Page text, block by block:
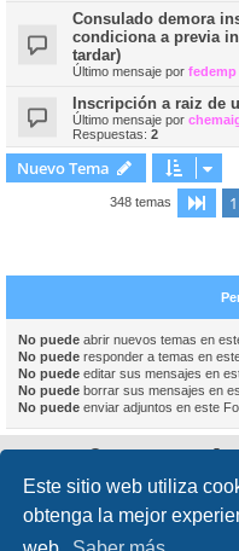
Este sitio web utiliza
obtenga la mejor
Consulado demora
condiciona a previa
tardar)
Último mensaje por fedemp
Inscripción a raiz de
Último mensaje por
Respuestas: 2
Nuevo Tema
348 temas 1
No puede abrir nuevos temas en
No puede responder a temas en
No puede editar sus mensajes en
No puede borrar sus mensajes en
No puede enviar adjuntos en este
Copyright © 2008 - 2026
Desarrollado porphpBB® Forum
Traducción al español por